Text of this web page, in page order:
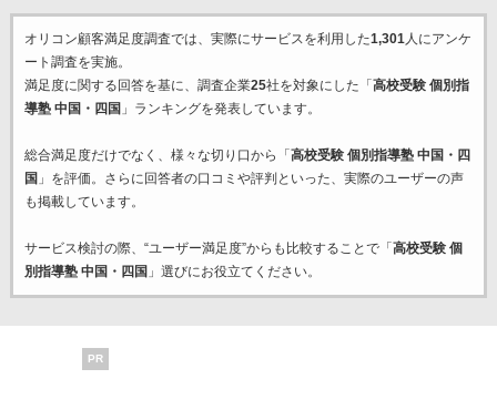
オリコン顧客満足度調査では、実際にサービスを利用した1,301人にアンケ
ート調査を実施。
満足度に関する回答を基に、調査企業25社を対象にした「 高校受験 個別指
導塾 中国・四国 」ランキングを発表しています。
総合満足度だけでなく、様々な切り口から「 高校受験 個別指導塾 中国・四
国 」を評価。さらに回答者の口コミや評判といった、実際のユーザーの声
も掲載しています。
サービス検討の際、“ユーザー満足度”からも比較することで「 高校受験 個
別指導塾 中国・四国 」選びにお役立てください。
PR